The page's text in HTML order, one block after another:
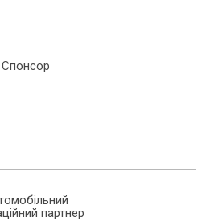
Спонсор
партнер